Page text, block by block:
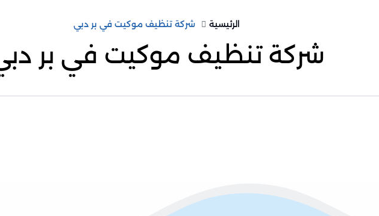
الرئيسية شركة تنظيف موكيت في بر دبي
شركة تنظيف موكيت في بر